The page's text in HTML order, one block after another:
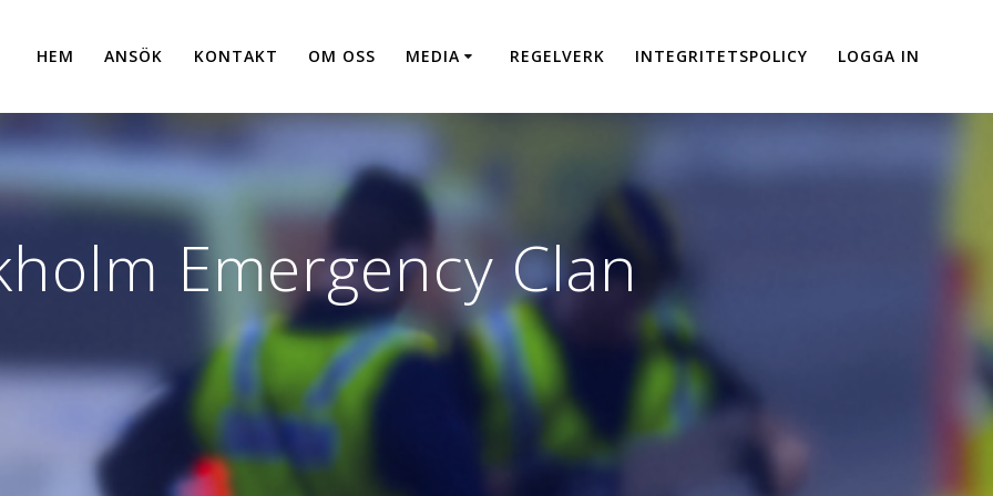
HEM ANSÖK KONTAKT OM OSS MEDIA REGELVERK INTEGRITETSPOLICY LOGGA IN
Emergency Clan